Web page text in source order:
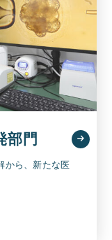
部門
から、新たな医